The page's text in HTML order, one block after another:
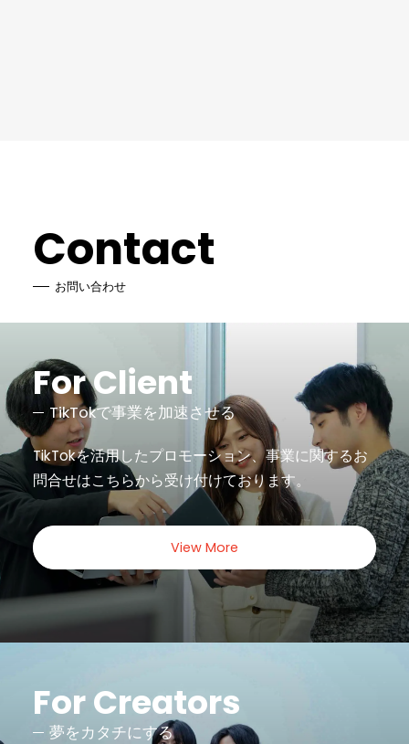
Contact
お問い合わせ
For Client
TikTokで事業を加速させる
TikTokを活用したプロモーション、事業に関するお
問合せはこちらから受け付けております。
View More
For Creators
夢をカタチにする